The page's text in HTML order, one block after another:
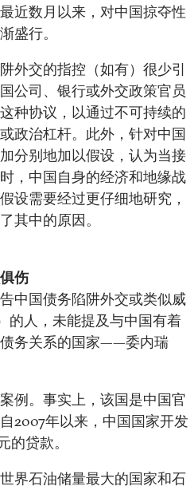
近数月以来，对中国掠夺性
盛行。
外交的指控（如有）很少引
公司、银行或外交政策官员
种协议，以通过不可持续的
政治杠杆。此外，针对中国
分别地加以假设，认为当接
，中国自身的经济和地缘战
设需要经过更仔细地研究，
其中的原因。
伤
中国债务陷阱外交或类似威
的人，未能提及与中国有着
务关系的国家——委内瑞
例。事实上，该国是中国官
2007年以来，中国国家开发
贷款。
界石油储量最大的国家和石